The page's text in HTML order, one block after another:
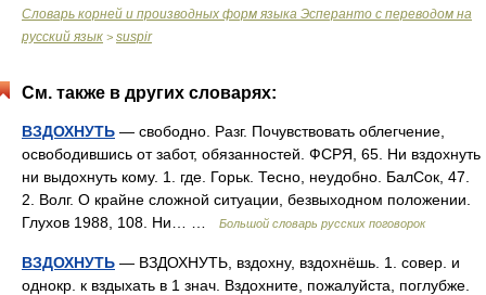
Словарь корней и производных форм языка Эсперанто с переводом на
русский язык > suspir
См. также в других словарях:
ВЗДОХНУТЬ — свободно. Разг. Почувствовать облегчение,
освободившись от забот, обязанностей. ФСРЯ, 65. Ни вздохнуть
ни выдохнуть кому. 1. где. Горьк. Тесно, неудобно. БалСок, 47.
2. Волг. О крайне сложной ситуации, безвыходном положении.
Глухов 1988, 108. Ни… …
Большой словарь русских поговорок
ВЗДОХНУТЬ — ВЗДОХНУТЬ, вздохну, вздохнёшь. 1. совер. и
однокр. к вздыхать в 1 знач. Вздохните, пожалуйста, поглубже.